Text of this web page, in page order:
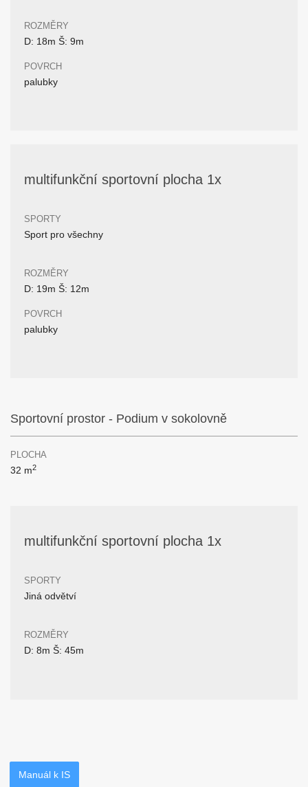
ROZMĚRY
D: 18m Š: 9m
POVRCH
palubky
multifunkční sportovní plocha 1x
SPORTY
Sport pro všechny
ROZMĚRY
D: 19m Š: 12m
POVRCH
palubky
Sportovní prostor - Podium v sokolovně
PLOCHA
32 m2
multifunkční sportovní plocha 1x
SPORTY
Jiná odvětví
ROZMĚRY
D: 8m Š: 45m
Manuál k IS